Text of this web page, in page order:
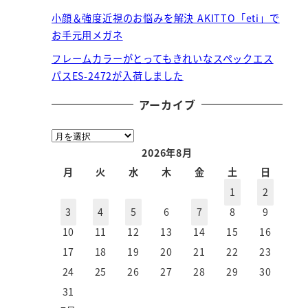
小顔＆強度近視のお悩みを解決 AKITTO「eti」で
お手元用メガネ
フレームカラーがとってもきれいなスペックエス
パスES-2472が入荷しました
アーカイブ
ア
2026年8月
月
火 水 木 金 土
日
1
2
3
4 5 6 7 8
9
10
11 12 13 14 15
16
17
18 19 20 21 22
23
24
25 26 27 28 29
30
31